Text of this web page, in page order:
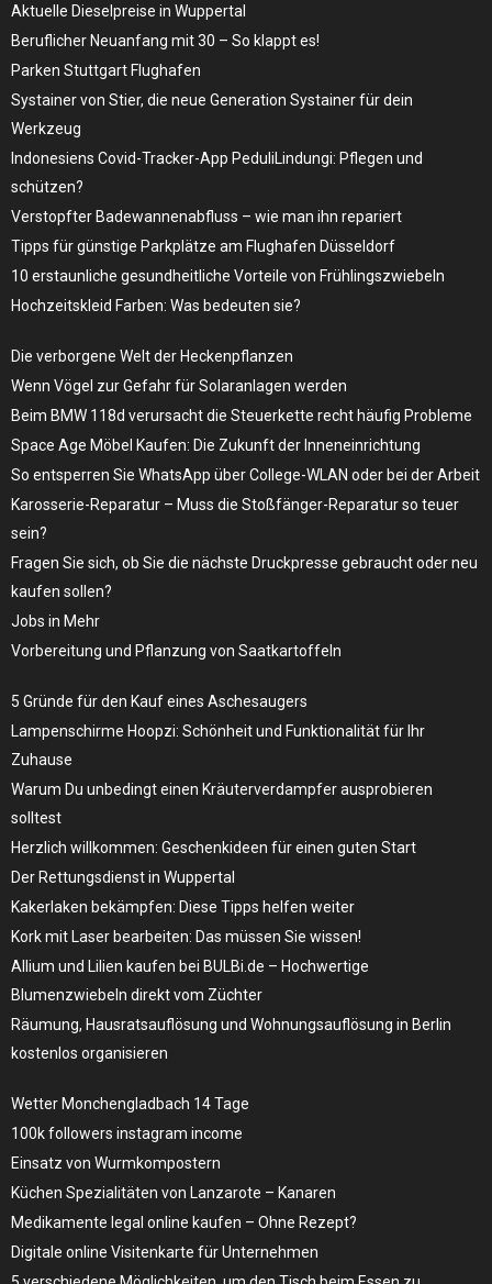
Aktuelle Dieselpreise in Wuppertal
Beruflicher Neuanfang mit 30 – So klappt es!
Parken Stuttgart Flughafen
Systainer von Stier, die neue Generation Systainer für dein
Werkzeug
Indonesiens Covid-Tracker-App PeduliLindungi: Pflegen und
schützen?
Verstopfter Badewannenabfluss – wie man ihn repariert
Tipps für günstige Parkplätze am Flughafen Düsseldorf
10 erstaunliche gesundheitliche Vorteile von Frühlingszwiebeln
Hochzeitskleid Farben: Was bedeuten sie?
Die verborgene Welt der Heckenpflanzen
Wenn Vögel zur Gefahr für Solaranlagen werden
Beim BMW 118d verursacht die Steuerkette recht häufig Probleme
Space Age Möbel Kaufen: Die Zukunft der Inneneinrichtung
So entsperren Sie WhatsApp über College-WLAN oder bei der Arbeit
Karosserie-Reparatur – Muss die Stoßfänger-Reparatur so teuer
sein?
Fragen Sie sich, ob Sie die nächste Druckpresse gebraucht oder neu
kaufen sollen?
Jobs in Mehr
Vorbereitung und Pflanzung von Saatkartoffeln
5 Gründe für den Kauf eines Aschesaugers
Lampenschirme Hoopzi: Schönheit und Funktionalität für Ihr
Zuhause
Warum Du unbedingt einen Kräuterverdampfer ausprobieren
solltest
Herzlich willkommen: Geschenkideen für einen guten Start
Der Rettungsdienst in Wuppertal
Kakerlaken bekämpfen: Diese Tipps helfen weiter
Kork mit Laser bearbeiten: Das müssen Sie wissen!
Allium und Lilien kaufen bei BULBi.de – Hochwertige
Blumenzwiebeln direkt vom Züchter
Räumung, Hausratsauflösung und Wohnungsauflösung in Berlin
kostenlos organisieren
Wetter Monchengladbach 14 Tage
100k followers instagram income
Einsatz von Wurmkompostern
Küchen Spezialitäten von Lanzarote – Kanaren
Medikamente legal online kaufen – Ohne Rezept?
Digitale online Visitenkarte für Unternehmen